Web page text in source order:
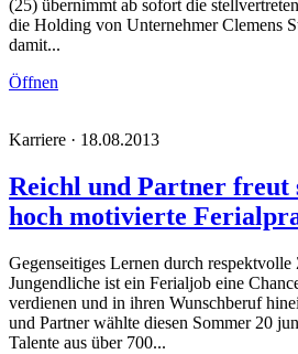
(25) übernimmt ab sofort die
die Holding von Unternehmer Clemens
damit...
Öffnen
Karriere · 18.08.2013
Reichl und Partner freut
hoch motivierte
Gegenseitiges Lernen durch
Jungendliche ist ein Ferialjob eine
verdienen und in ihren Wunschberuf
und Partner wählte diesen Sommer 20
Talente aus über 700...